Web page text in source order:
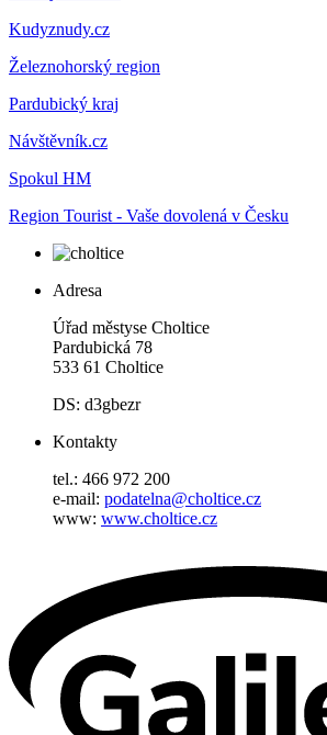
Kudyznudy.cz
Železnohorský region
Pardubický kraj
Návštěvník.cz
Spokul HM
Region Tourist - Vaše dovolená v Česku
Adresa
Úřad městyse Choltice
Pardubická 78
533 61 Choltice
DS: d3gbezr
Kontakty
tel.: 466 972 200
e-mail: podatelna@choltice.cz
www: www.choltice.cz